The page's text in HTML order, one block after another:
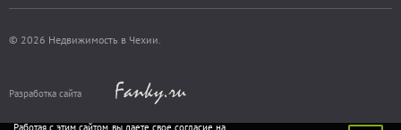
© 2026 Недвижимость в Чехии.
Разработка сайта
Работая с этим сайтом, вы даете свое согласие на